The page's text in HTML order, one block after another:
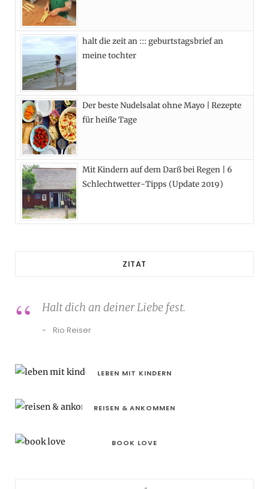
halt die zeit an ::: geburtstagsbrief an
meine tochter
Der beste Nudelsalat ohne Mayo | Rezepte
für heiße Tage
Mit Kindern auf dem Darß bei Regen | 6
Schlechtwetter-Tipps (Update 2019)
ZITAT
Halt dich an deiner Liebe fest.
Rio Reiser
LEBEN MIT KINDERN
REISEN & ANKOMMEN
BOOK LOVE